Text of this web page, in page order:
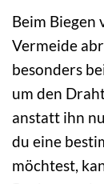
Beim Biegen
Vermeide
besonders
um den
anstatt ihn
du eine
möchtest,